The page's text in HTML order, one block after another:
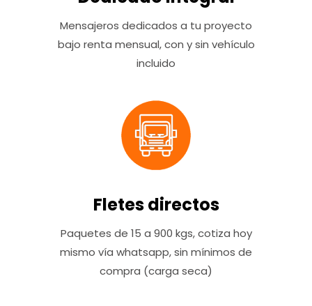
Mensajeros dedicados a tu proyecto
bajo renta mensual, con y sin vehículo
incluido
Fletes directos
Paquetes de 15 a 900 kgs, cotiza hoy
mismo vía whatsapp, sin mínimos de
compra (carga seca)